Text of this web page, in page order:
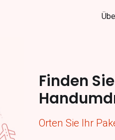
Finden
Orten Sie Ihr